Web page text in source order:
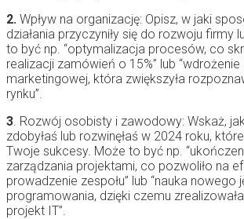
2. Wpływ na organizację: Opisz, w jaki
działania przyczyniły się do rozwoju firmy
to być np. “optymalizacja procesów, co
realizacji zamówień o 15%” lub
marketingowej, która zwiększyła
rynku”.
3 . Rozwój osobisty i zawodowy: Wskaż,
zdobyłaś lub rozwinęłaś w 2024 roku,
Twoje sukcesy. Może to być np.
zarządzania projektami, co pozwoliło na
prowadzenie zespołu” lub “nauka nowego
programowania, dzięki czemu
projekt IT”.